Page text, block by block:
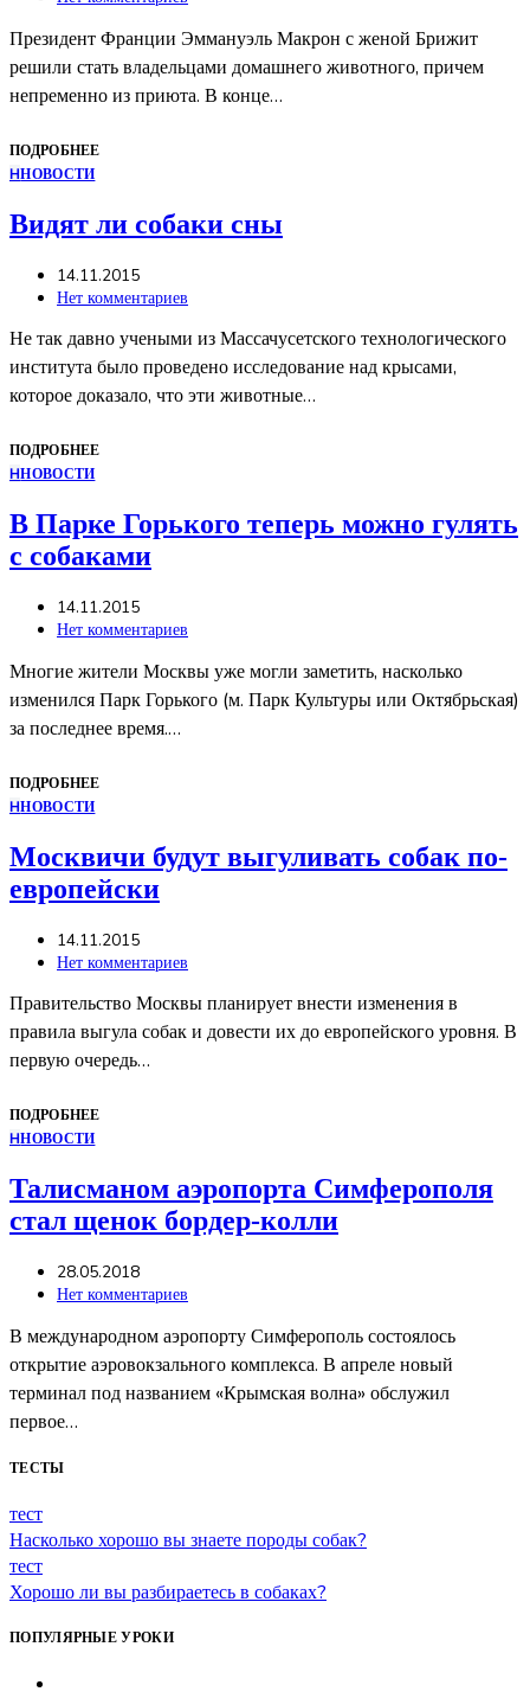
Президент Франции Эммануэль Макрон с женой Брижит
решили стать владельцами домашнего животного, причем
непременно из приюта. В конце…
ПОДРОБНЕЕ
ННОВОСТИ
Видят ли собаки сны
14.11.2015
Нет комментариев
Не так давно учеными из Массачусетского технологического
института было проведено исследование над крысами,
которое доказало, что эти животные…
ПОДРОБНЕЕ
ННОВОСТИ
В Парке Горького теперь можно гулять
с собаками
14.11.2015
Нет комментариев
Многие жители Москвы уже могли заметить, насколько
изменился Парк Горького (м. Парк Культуры или Октябрьская)
за последнее время.…
ПОДРОБНЕЕ
ННОВОСТИ
Москвичи будут выгуливать собак по-
европейски
14.11.2015
Нет комментариев
Правительство Москвы планирует внести изменения в
правила выгула собак и довести их до европейского уровня. В
первую очередь…
ПОДРОБНЕЕ
ННОВОСТИ
Талисманом аэропорта Симферополя
стал щенок бордер-колли
28.05.2018
Нет комментариев
В международном аэропорту Симферополь состоялось
открытие аэровокзального комплекса. В апреле новый
терминал под названием «Крымская волна» обслужил
первое…
ТЕСТЫ
тест
Насколько хорошо вы знаете породы собак?
тест
Хорошо ли вы разбираетесь в собаках?
ПОПУЛЯРНЫЕ УРОКИ